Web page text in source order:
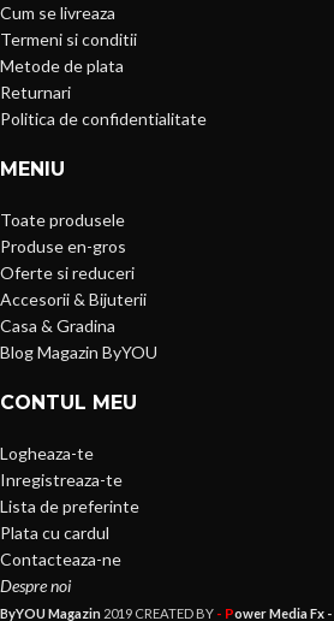
Cum se livreaza
Termeni si conditii
Metode de plata
Returnari
Politica de confidentialitate
MENIU
Toate produsele
Produse en-gros
Oferte si reduceri
Accesorii & Bijuterii
Casa & Gradina
Blog Magazin ByYOU
CONTUL MEU
Logheaza-te
Inregistreaza-te
Lista de preferinte
Plata cu cardul
Contacteaza-ne
Despre noi
ByYOU Magazin 2019 CREATED BY - Power Media Fx -